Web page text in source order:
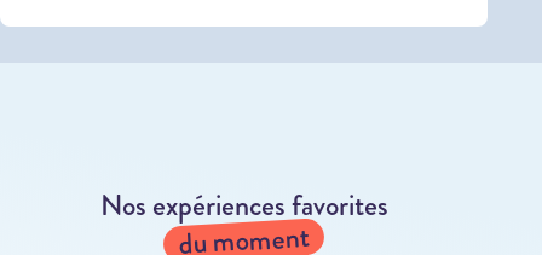
Nos expériences favorites
du moment